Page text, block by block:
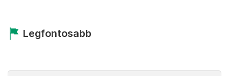
Legfontosabb